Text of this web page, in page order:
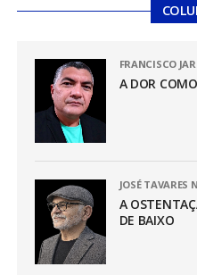
FRANCISCO
A DOR
JOSÉ TAVARES
A
DE BAIXO